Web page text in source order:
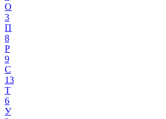
О
3
П
8
Р
9
С
13
Т
6
У